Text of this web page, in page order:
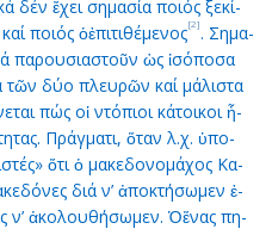
δέν ἔ­χει ση­μα­σί­α ποι­ός ξε­κί­
ποι­ός ὁἐ­πι­τι­θέ­με­νος[2] . Ση­μα­
πα­ρου­σια­στοῦν ὡς ἰ­σό­πο­σα
τῶν δύ­ο πλευ­ρῶν καί μά­λι­στα
πώς οἱ ντό­πιοι κά­τοι­κοι ἦ­
Πράγ­μα­τι, ὅ­ταν λ.χ. ὑ­πο­
ὅ­τι ὁ μα­κε­δο­νο­μά­χος Κα­
διά ν’ ἀ­πο­κτή­σω­μεν ἐ­
ν’ ἀ­κο­λου­θή­σω­μεν. Ὁἕ­νας πη­